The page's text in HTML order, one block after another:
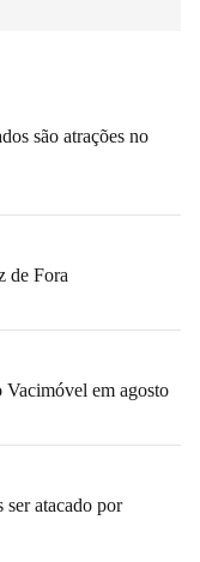
são atrações no
de Fora
em agosto
atacado por